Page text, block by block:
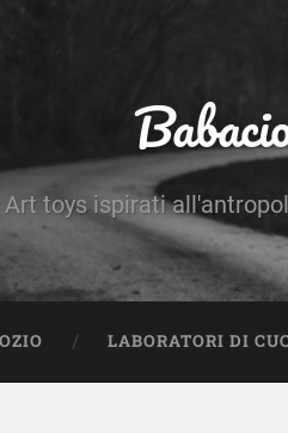
Art toys ispirati
LABORATORI DI